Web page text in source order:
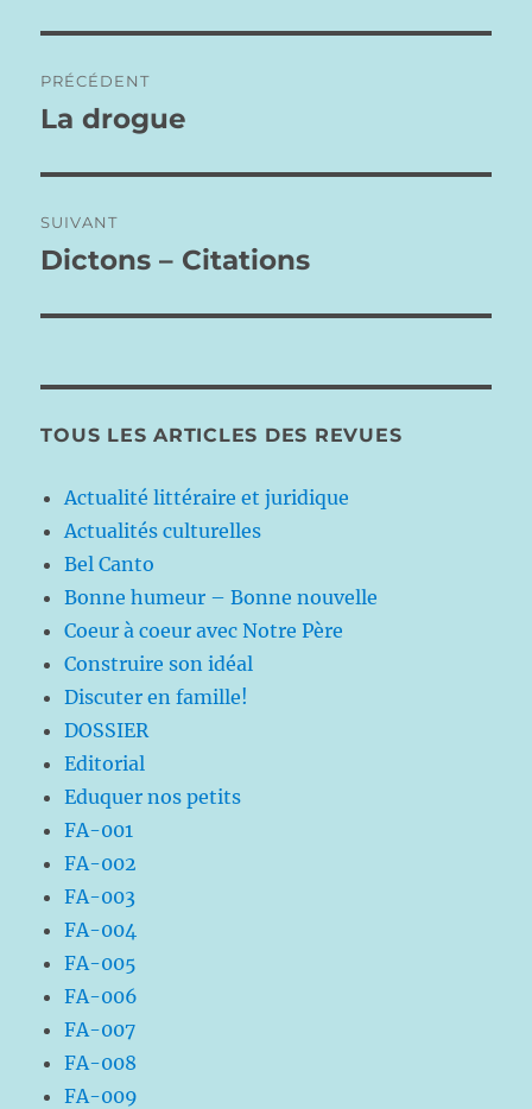
de
PRÉCÉDENT
Publication
La drogue
SUIVANT
Publication
Dictons – Citations
TOUS LES ARTICLES DES REVUES
Actualité littéraire et juridique
Actualités culturelles
Bel Canto
Bonne humeur – Bonne nouvelle
Coeur à coeur avec Notre Père
Construire son idéal
Discuter en famille!
DOSSIER
Editorial
Eduquer nos petits
FA-001
FA-002
FA-003
FA-004
FA-005
FA-006
FA-007
FA-008
FA-009